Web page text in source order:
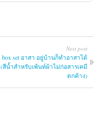
Next post
box set อาสา อยู่บ้านก็ทำอาสาได้
(สีน้ำสำหรับเพ้นท์ผ้าไม่ก่อสารเคมี
ตกค้าง)